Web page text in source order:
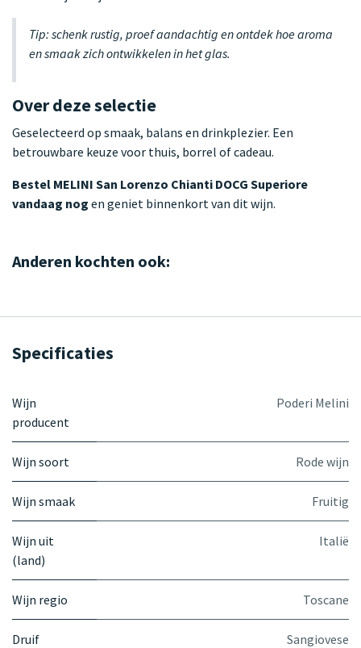
Tip: schenk rustig, proef aandachtig en ontdek hoe aroma
en smaak zich ontwikkelen in het glas.
Over deze selectie
Geselecteerd op smaak, balans en drinkplezier. Een
betrouwbare keuze voor thuis, borrel of cadeau.
Bestel MELINI San Lorenzo Chianti DOCG Superiore
vandaag nog en geniet binnenkort van dit wijn.
Anderen kochten ook:
Specificaties
Wijn
producent
Poderi Melini
Wijn soort Rode wijn
Wijn smaak Fruitig
Wijn uit
(land)
Italië
Wijn regio Toscane
Druif Sangiovese